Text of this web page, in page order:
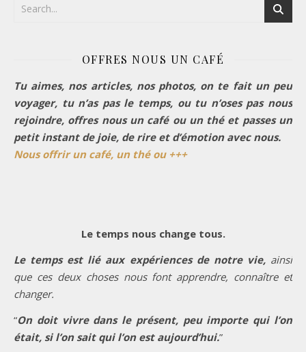
OFFRES NOUS UN CAFÉ
Tu aimes, nos articles, nos photos, on te fait un peu
voyager, tu n’as pas le temps, ou tu n’oses pas nous
rejoindre, offres nous un café ou un thé et passes un
petit instant de joie, de rire et d’émotion avec nous.
Nous offrir un café, un thé ou +++
Le temps nous change tous.
Le temps est lié aux expériences de notre vie, ainsi
que ces deux choses nous font apprendre, connaître et
changer.
“On doit vivre dans le présent, peu importe qui l’on
était, si l’on sait qui l’on est aujourd’hui.”